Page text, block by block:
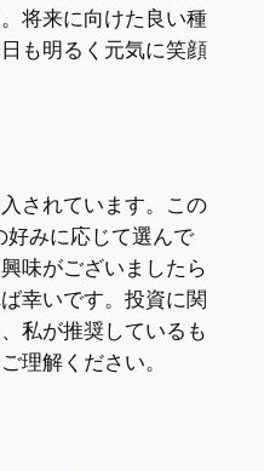
将来に向けた良い種
も明るく元気に笑顔
されています。この
みに応じて選んで
味がございましたら
幸いです。投資に関
私が推奨しているも
理解ください。